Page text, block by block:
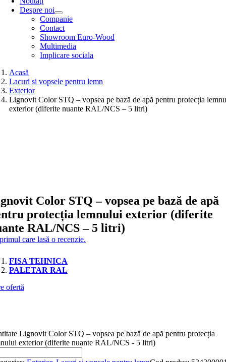
Despre noi
Companie
Contact
Showroom Euro-Wood
Multimedia
Implicare sociala
Acasă
Lacuri si vopsele pentru lemn
Exterior
Lignovit Color STQ – vopsea pe bază de apă pentru protecția
exterior (diferite nuante RAL/NCS – 5 litri)
Color STQ – vopsea pe bază de apă
protecția lemnului exterior (diferite
RAL/NCS – 5 litri)
care lasă o recenzie.
FISA TEHNICA
PALETAR RAL
ofertă
Lignovit Color STQ – vopsea pe bază de apă pentru protecția
exterior (diferite nuante RAL/NCS - 5 litri)